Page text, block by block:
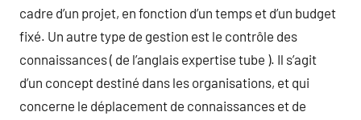
cadre d’un projet, en fonction d’un temps et d’un budget
fixé. Un autre type de gestion est le contrôle des
connaissances ( de l’anglais expertise tube ). Il s’agit
d’un concept destiné dans les organisations, et qui
concerne le déplacement de connaissances et de